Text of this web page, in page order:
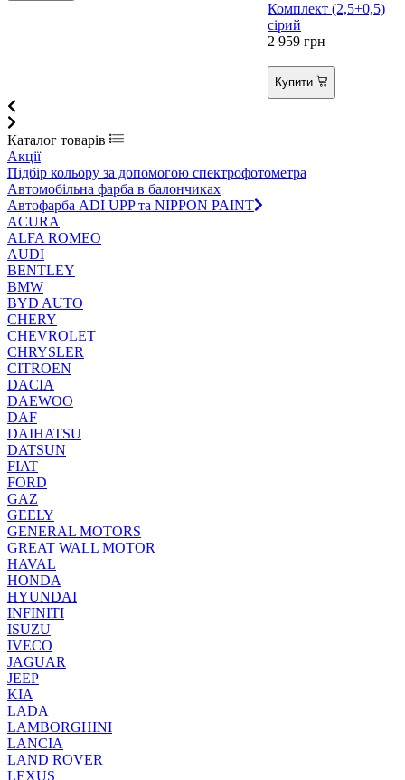
Комплект (2,5+0,5)
сірий
2 959 грн
Купити
Каталог товарів
Акції
Підбір кольору за допомогою спектрофотометра
Автомобільна фарба в балончиках
Автофарба ADI UPP та NIPPON PAINT
ACURA
ALFA ROMEO
AUDI
BENTLEY
BMW
BYD AUTO
CHERY
CHEVROLET
CHRYSLER
CITROEN
DACIA
DAEWOO
DAF
DAIHATSU
DATSUN
FIAT
FORD
GAZ
GEELY
GENERAL MOTORS
GREAT WALL MOTOR
HAVAL
HONDA
HYUNDAI
INFINITI
ISUZU
IVECO
JAGUAR
JEEP
KIA
LADA
LAMBORGHINI
LANCIA
LAND ROVER
LEXUS